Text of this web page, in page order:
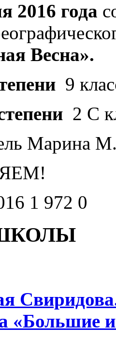
2016 года
Весна».
9
2 С
Марина
1 972 0
ШКОЛЫ
«Большие